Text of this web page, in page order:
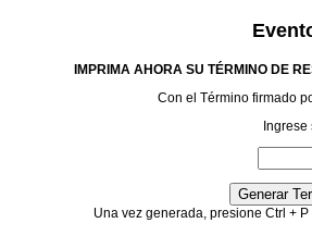
IMPRIMA AHORA SU TÉRMINO DE
Con el Término firmado
Una vez generada, presione Ctrl +